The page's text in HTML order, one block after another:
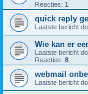
Reacties: 1
quick reply
Laatste bericht
Wie kan er
Laatste bericht
Reacties: 8
webmail
Laatste bericht